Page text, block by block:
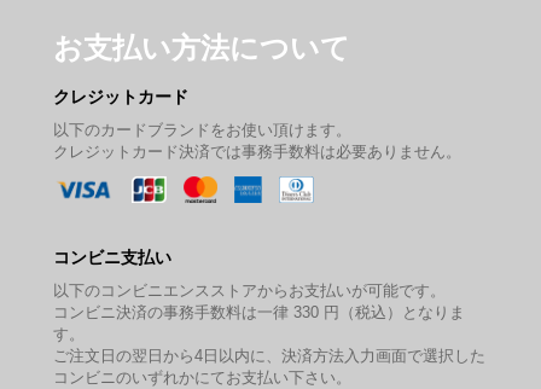
お支払い方法について
クレジットカード
以下のカードブランドをお使い頂けます。
クレジットカード決済では事務手数料は必要ありません。
コンビニ支払い
以下のコンビニエンスストアからお支払いが可能です。
コンビニ決済の事務手数料は一律 330 円（税込）となりま
す。
ご注文日の翌日から4日以内に、決済方法入力画面で選択した
コンビニのいずれかにてお支払い下さい。